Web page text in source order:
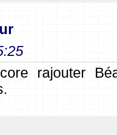
rajouter